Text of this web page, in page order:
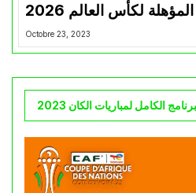
لكأس العالم 2026
Octobre 23, 2023
الكامل لمباريات الكان 2023